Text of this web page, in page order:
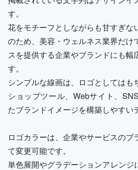
す。
花をモチーフとしながらも甘すぎな
のため、美容・ウェルネス業界だけ
スを提供する企業やブランドにも幅
す。
シンプルな線画は、ロゴとしてはも
ショップツール、Webサイト、
たブランドイメージを構築しやすい
ロゴカラーは、企業やサービスのブ
て変更可能です。
単色展開やグラデーションアレンジ